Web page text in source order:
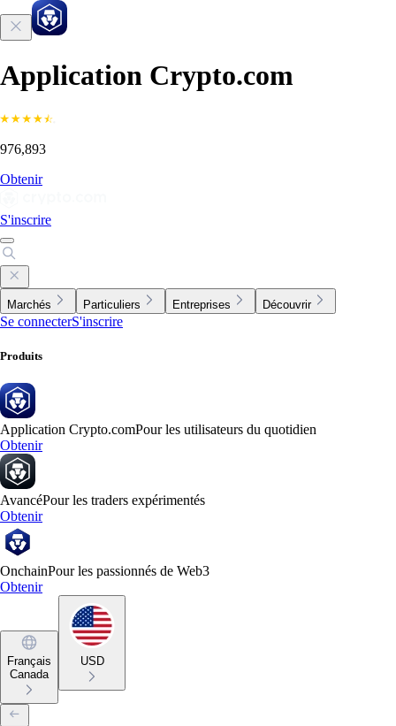
Application Crypto.com
976,893
Obtenir
S'inscrire
Marchés Particuliers Entreprises Découvrir
Se connecterS'inscrire
Produits
Application Crypto.comPour les utilisateurs du quotidien
Obtenir
AvancéPour les traders expérimentés
Obtenir
OnchainPour les passionnés de Web3
Obtenir
Français
Canada
USD